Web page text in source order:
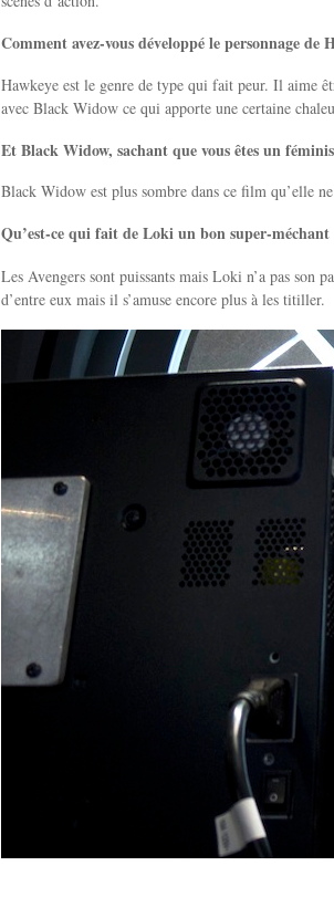
Comment avez-vous développé le personnage
Hawkeye est le genre de type qui fait peur. Il aime
avec Black Widow ce qui apporte une certaine
Et Black Widow, sachant que vous êtes un
Black Widow est plus sombre dans ce film qu’elle
Qu’est-ce qui fait de Loki un bon super-
Les Avengers sont puissants mais Loki n’a pas
d’entre eux mais il s’amuse encore plus à les titiller.